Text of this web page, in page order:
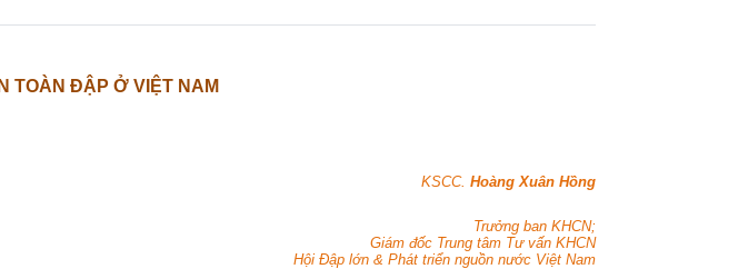
TOÀN ĐẬP Ở VIỆT NAM
KSCC. Hoàng Xuân Hồng
Trưởng ban KHCN;
Giám đốc Trung tâm Tư vấn KHCN
Hội Đập lớn & Phát triển nguồn nước Việt Nam